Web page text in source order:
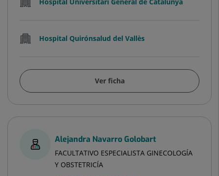
Hospital Quirónsalud del Vallès
Ver ficha
Alejandra Navarro Golobart
FACULTATIVO ESPECIALISTA GINECOLOGÍA
Y OBSTETRICÍA